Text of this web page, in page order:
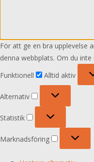
För att ge en bra upplevelse
denna webbplats. Om du
Funktionell
Alltid aktiv
Alternativ
Alternativ
Statistik
Statistik
Marknadsföring